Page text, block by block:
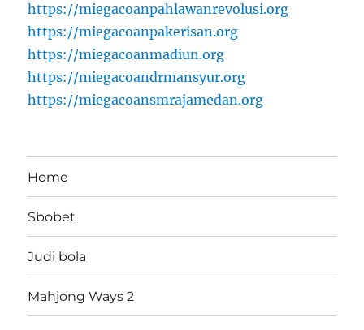
https://miegacoanpahlawanrevolusi.org
https://miegacoanpakerisan.org
https://miegacoanmadiun.org
https://miegacoandrmansyur.org
https://miegacoansmrajamedan.org
Home
Sbobet
Judi bola
Mahjong Ways 2